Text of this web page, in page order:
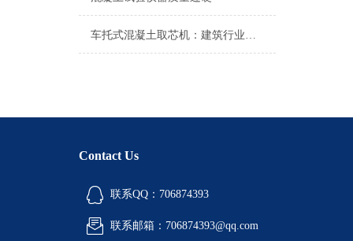
车托式混凝土取芯机：建筑行业的革命性工具
Contact Us
联系QQ：706874393
联系邮箱：706874393@qq.com